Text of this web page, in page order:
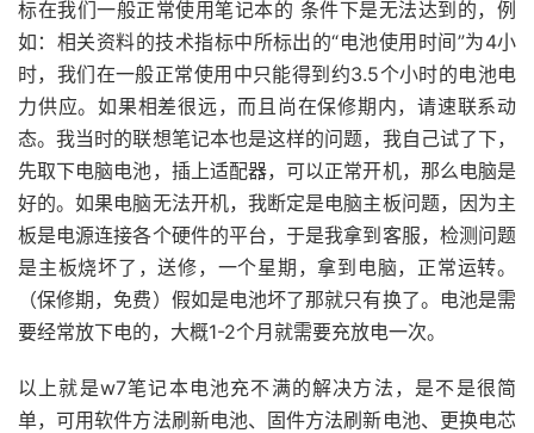
标在我们一般正常使用笔记本的 条件下是无法达到的，例
如：相关资料的技术指标中所标出的“电池使用时间”为4小
时，我们在一般正常使用中只能得到约3.5个小时的电池电
力供应。如果相差很远，而且尚在保修期内，请速联系动
态。我当时的联想笔记本也是这样的问题，我自己试了下，
先取下电脑电池，插上适配器，可以正常开机，那么电脑是
好的。如果电脑无法开机，我断定是电脑主板问题，因为主
板是电源连接各个硬件的平台，于是我拿到客服，检测问题
是主板烧坏了，送修，一个星期，拿到电脑，正常运转。
（保修期，免费）假如是电池坏了那就只有换了。电池是需
要经常放下电的，大概1-2个月就需要充放电一次。
以上就是w7笔记本电池充不满的解决方法，是不是很简
单，可用软件方法刷新电池、固件方法刷新电池、更换电芯